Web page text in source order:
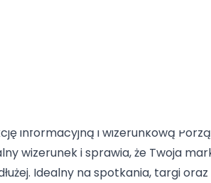
informacyjną i wizerunkową
wizerunek i sprawia, że Twoja
Idealny na spotkania, targi oraz